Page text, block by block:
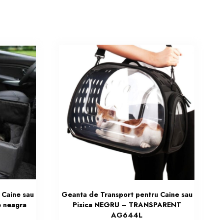
sau
neagra
Geanta de Transport pentru Caine sau
Pisica NEGRU – TRANSPARENT
AG644L